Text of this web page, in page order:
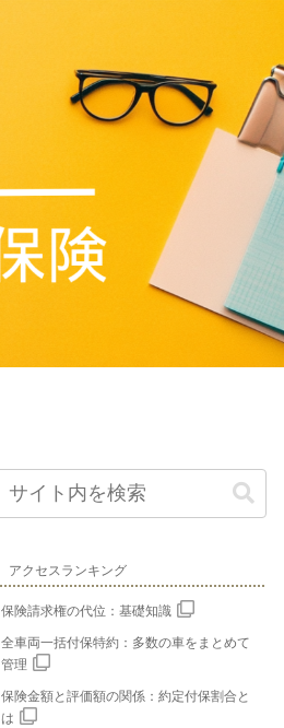
アクセスランキング
保険請求権の代位：基礎知識
全車両一括付保特約：多数の車をまとめて
管理
保険金額と評価額の関係：約定付保割合と
は